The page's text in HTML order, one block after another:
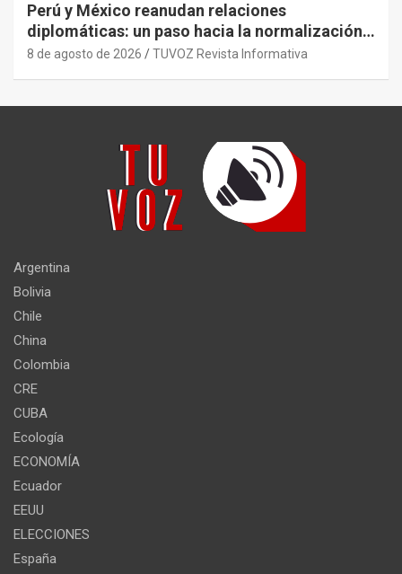
Perú y México reanudan relaciones
diplomáticas: un paso hacia la normalización
tras años de tensión
8 de agosto de 2026 TUVOZ Revista Informativa
Argentina
Bolivia
Chile
China
Colombia
CRE
CUBA
Ecología
ECONOMÍA
Ecuador
EEUU
ELECCIONES
España